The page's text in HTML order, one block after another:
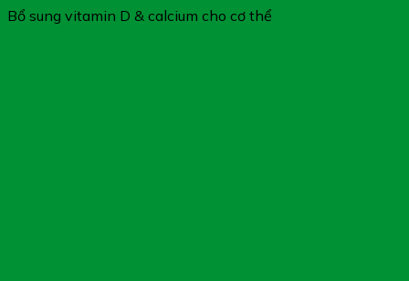
Bổ sung vitamin D & calcium cho cơ thể